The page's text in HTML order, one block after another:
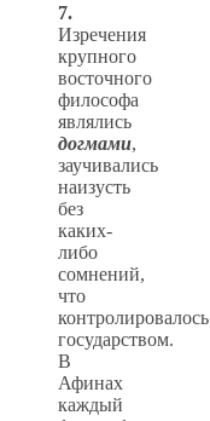
7.
Изречения
крупного
восточного
философа
являлись
догмами,
заучивались
наизусть
без
каких-
либо
сомнений,
что
контролировалось
государством.
В
Афинах
каждый